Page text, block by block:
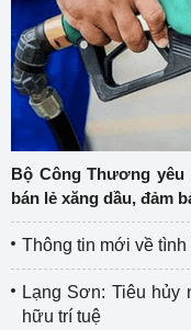
Bộ Công Thương
bán lẻ xăng dầu, đảm
Thông tin mới về
Lạng Sơn: Tiêu hủy
hữu trí tuệ